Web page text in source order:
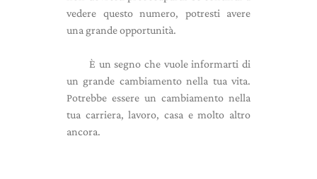
vedere questo numero, potresti avere
una grande opportunità.
È un segno che vuole informarti di
un grande cambiamento nella tua vita.
Potrebbe essere un cambiamento nella
tua carriera, lavoro, casa e molto altro
ancora.